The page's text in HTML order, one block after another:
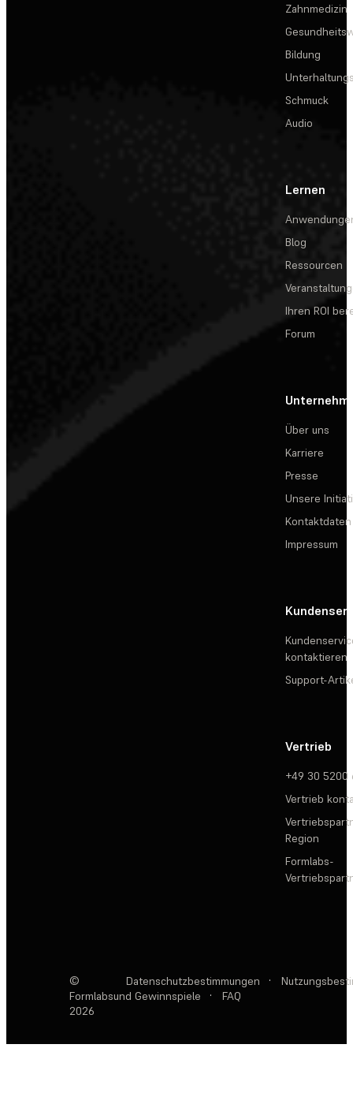
Zahnmedizin
Bildung
Schmuck
Audio
Lernen
Blog
Ressourcen
Ihren ROI
Forum
Über uns
Karriere
Presse
Unsere
Kontaktdaten
Impressum
kontaktieren
Support-
Vertrieb
+49 30 5200
Vertrieb
Region
Formlabs-
©
Formlabs
2026
Datenschutzbestimmungen ·
und Gewinnspiele
· FAQ